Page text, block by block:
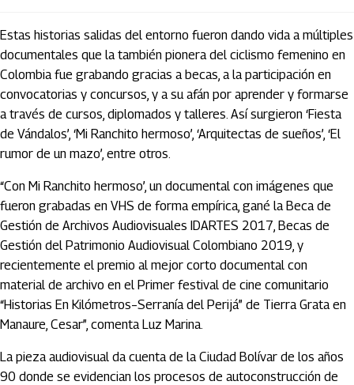
Estas historias salidas del entorno fueron dando vida a múltiples
documentales que la también pionera del ciclismo femenino en
Colombia fue grabando gracias a becas, a la participación en
convocatorias y concursos, y a su afán por aprender y formarse
a través de cursos, diplomados y talleres. Así surgieron ‘Fiesta
de Vándalos’, ‘Mi Ranchito hermoso’, ‘Arquitectas de sueños’, ‘El
rumor de un mazo’, entre otros.
“Con Mi Ranchito hermoso’, un documental con imágenes que
fueron grabadas en VHS de forma empírica, gané la Beca de
Gestión de Archivos Audiovisuales IDARTES 2017, Becas de
Gestión del Patrimonio Audiovisual Colombiano 2019, y
recientemente el premio al mejor corto documental con
material de archivo en el Primer festival de cine comunitario
“Historias En Kilómetros–Serranía del Perijá” de Tierra Grata en
Manaure, Cesar”, comenta Luz Marina.
La pieza audiovisual da cuenta de la Ciudad Bolívar de los años
90 donde se evidencian los procesos de autoconstrucción de